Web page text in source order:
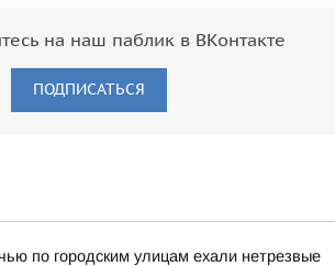
на наш паблик в ВКонтакте
ПОДПИСАТЬСЯ
по городским улицам ехали нетрезвые